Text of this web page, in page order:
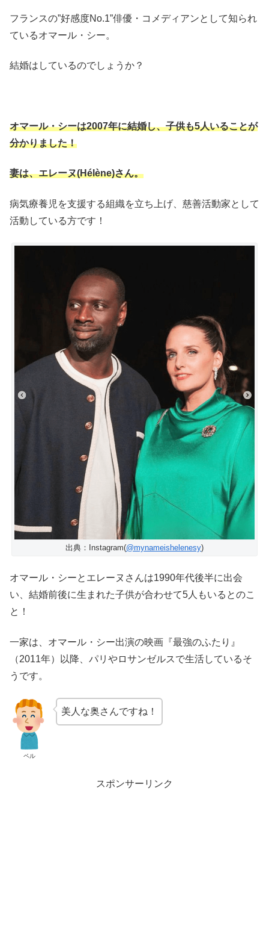
フランスの”好感度No.1”俳優・コメディアンとして知られ
ているオマール・シー。
結婚はしているのでしょうか？
オマール・シーは2007年に結婚し、子供も5人いることが
分かりました！
妻は、エレーヌ(Hélène)さん。
病気療養児を支援する組織を立ち上げ、慈善活動家として
活動している方です！
出典：Instagram(@mynameishelenesy)
オマール・シーとエレーヌさんは1990年代後半に出会
い、結婚前後に生まれた子供が合わせて5人もいるとのこ
と！
一家は、オマール・シー出演の映画『最強のふたり』
（2011年）以降、パリやロサンゼルスで生活しているそ
うです。
ペル
美人な奥さんですね！
スポンサーリンク